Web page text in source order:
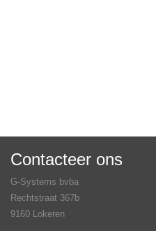
Contacteer ons
G-Systems bvba
Rechtstraat 367b
9160 Lokeren